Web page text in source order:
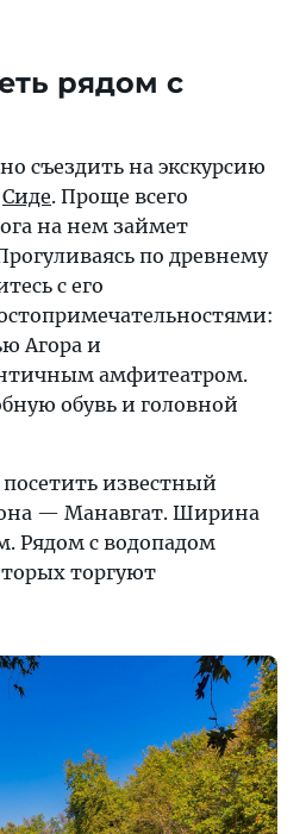
рядом с
съездить на экскурсию
Сиде. Проще всего
на нем займет
по древнему
с его
Агора и
амфитеатром.
обувь и головной
известный
— Манавгат. Ширина
Рядом с водопадом
торгуют